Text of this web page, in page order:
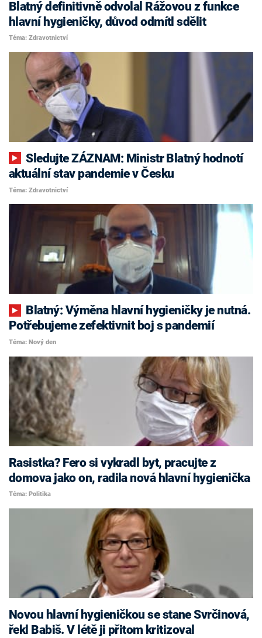
Blatný definitivně odvolal Rážovou z funkce
hlavní hygieničky, důvod odmítl sdělit
Téma: Zdravotnictví
Sledujte ZÁZNAM: Ministr Blatný hodnotí
aktuální stav pandemie v Česku
Téma: Zdravotnictví
Potřebujeme zefektivnit boj s pandemií
Téma: Nový den
Rasistka? Fero si vykradl byt, pracujte z
domova jako on, radila nová hlavní hygienička
Téma: Politika
Novou hlavní hygieničkou se stane Svrčinová,
řekl Babiš. V létě ji přitom kritizoval